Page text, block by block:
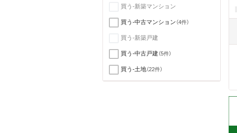
買う-新築マンション
買う-中古マンション （4件）
買う-新築戸建
買う-中古戸建（5件）
買う-土地（22件）